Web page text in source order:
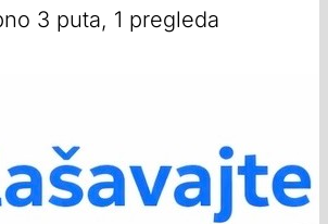
3 puta, 1 pregleda